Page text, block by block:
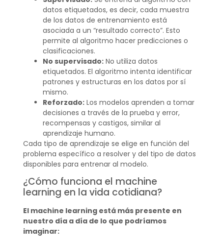
datos etiquetados, es decir, cada muestra
de los datos de entrenamiento está
asociada a un “resultado correcto”. Esto
permite al algoritmo hacer predicciones o
clasificaciones.
No supervisado:No utiliza datos
etiquetados. El algoritmo intenta identificar
patrones y estructuras en los datos por sí
mismo.
Reforzado:Los modelos aprenden a tomar
decisiones a través de la prueba y error,
recompensas y castigos, similar al
aprendizaje humano.
Cada tipo de aprendizaje se elige en función del
problema específico a resolver y del tipo de datos
disponibles para entrenar al modelo.
¿Cómo funciona el machine
learning en la vida cotidiana?
El machine learning está más presente en
nuestro día a día de lo que podríamos
imaginar: